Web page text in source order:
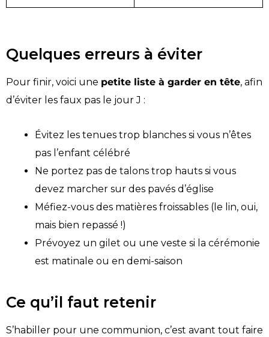
Quelques erreurs à éviter
Pour finir, voici une petite liste à garder en tête, afin
d’éviter les faux pas le jour J :
Évitez les tenues trop blanches si vous n’êtes
pas l’enfant célébré
Ne portez pas de talons trop hauts si vous
devez marcher sur des pavés d’église
Méfiez-vous des matières froissables (le lin, oui,
mais bien repassé !)
Prévoyez un gilet ou une veste si la cérémonie
est matinale ou en demi-saison
Ce qu’il faut retenir
S’habiller pour une communion, c’est avant tout faire